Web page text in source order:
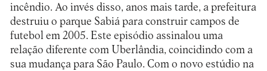
incêndio. Ao invés disso, anos mais tarde, a prefeitura
destruiu o parque Sabiá para construir campos de
futebol em 2005. Este episódio assinalou uma
relação diferente com Uberlândia, coincidindo com a
sua mudança para São Paulo. Com o novo estúdio na